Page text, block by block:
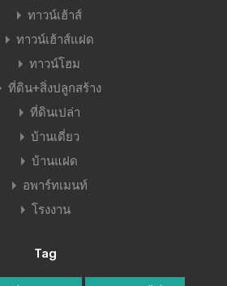
ทาวน์เฮ้าส์
ทาวน์เฮ้าส์แฝด
ทาวน์โฮม
ที่ดิน+สิ่งปลูกสร้าง
ที่ดินเปล่า
บ้านเดี่ยว
บ้านแฝด
อพาร์ทเมนท์
โรงงาน
Tag